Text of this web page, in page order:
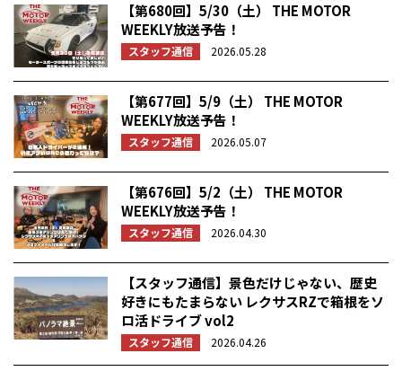
【第680回】5/30（土） THE MOTOR
WEEKLY放送予告！
スタッフ通信 2026.05.28
【第677回】5/9（土） THE MOTOR
WEEKLY放送予告！
スタッフ通信 2026.05.07
【第676回】5/2（土） THE MOTOR
WEEKLY放送予告！
スタッフ通信 2026.04.30
【スタッフ通信】景色だけじゃない、歴史
好きにもたまらない レクサスRZで箱根をソ
ロ活ドライブ vol2
スタッフ通信 2026.04.26